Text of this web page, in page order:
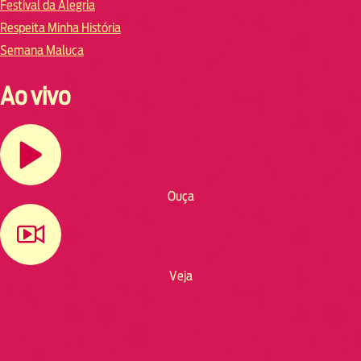
Festival da Alegria
Respeita Minha História
Semana Maluca
Ao vivo
Ouça
Veja